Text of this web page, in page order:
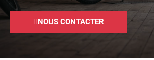
NOUS CONTACTER